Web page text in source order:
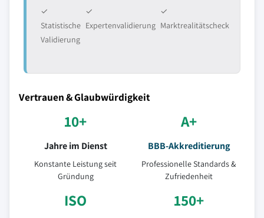
✓
Statistische
Validierung
✓
Expertenvalidierung
✓
Marktrealitätscheck
Vertrauen & Glaubwürdigkeit
10+
Jahre im Dienst
Konstante Leistung seit
Gründung
A+
BBB-Akkreditierung
Professionelle Standards &
Zufriedenheit
ISO 150+